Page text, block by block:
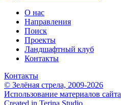
О нас
Направления
Поиск
Проекты
Ландшафтный клуб
Контакты
Контакты
© Зелёная стрела, 2009-2026
Использование материалов сайта
Created in Terina Studio